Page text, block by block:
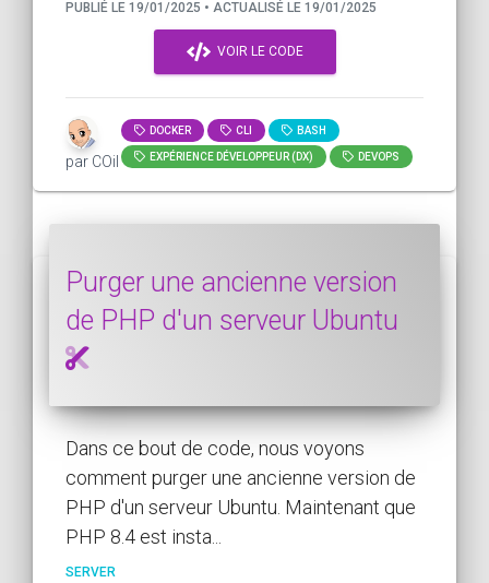
PUBLIÉ LE 19/01/2025 • ACTUALISÉ LE 19/01/2025
VOIR LE CODE
par COil
DOCKER CLI BASH
EXPÉRIENCE DÉVELOPPEUR (DX) DEVOPS
Purger une ancienne version
de PHP d'un serveur Ubuntu
Dans ce bout de code, nous voyons
comment purger une ancienne version de
PHP d'un serveur Ubuntu. Maintenant que
PHP 8.4 est insta...
SERVER